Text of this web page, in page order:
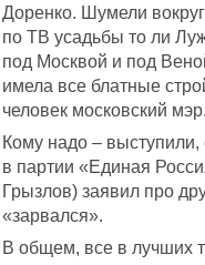
Доренко. Шумели
по ТВ усадьбы то ли
под Москвой и под
имела все блатные
человек московский
Кому надо –
в партии «Единая
Грызлов) заявил про
«зарвался».
В общем, все в лучших